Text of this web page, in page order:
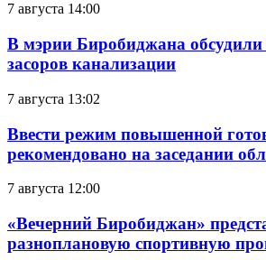
7 августа 14:00
В мэрии Биробиджана
засоров канализации
7 августа 13:02
Ввести режим повышенной
рекомендовано на заседании
7 августа 12:00
«Вечерний Биробиджан»
разноплановую спортивную